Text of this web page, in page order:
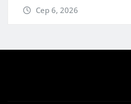
Сер 6, 2026